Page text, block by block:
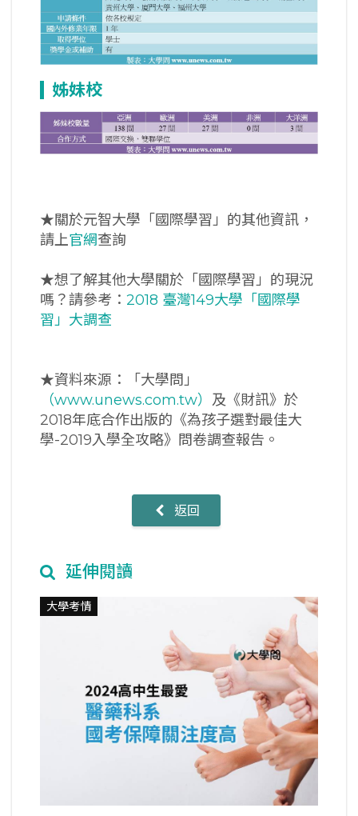
姊妹校
★關於元智大學「國際學習」的其他資訊，
請上官網查詢
★想了解其他大學關於「國際學習」的現況
嗎？請參考： 2018 臺灣149大學「國際學
習」大調查
★資料來源：「大學問」
（www.unews.com.tw） 及《財訊》於
2018年底合作出版的《為孩子選對最佳大
學-2019入學全攻略》問卷調查報告。
返回
延伸閱讀
大學考情